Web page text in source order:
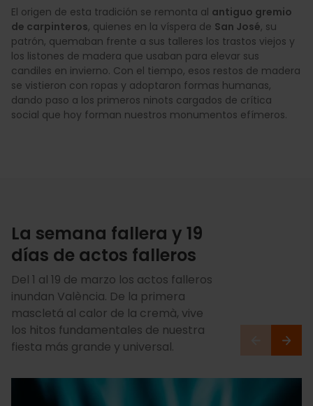
El origen de esta tradición se remonta al antiguo gremio
de carpinteros, quienes en la víspera de San José, su
patrón, quemaban frente a sus talleres los trastos viejos y
los listones de madera que usaban para elevar sus
candiles en invierno. Con el tiempo, esos restos de madera
se vistieron con ropas y adoptaron formas humanas,
dando paso a los primeros ninots cargados de crítica
social que hoy forman nuestros monumentos efímeros.
La semana fallera y 19
días de actos falleros
Del 1 al 19 de marzo los actos falleros
inundan València. De la primera
mascletá al calor de la cremà, vive
los hitos fundamentales de nuestra
fiesta más grande y universal.